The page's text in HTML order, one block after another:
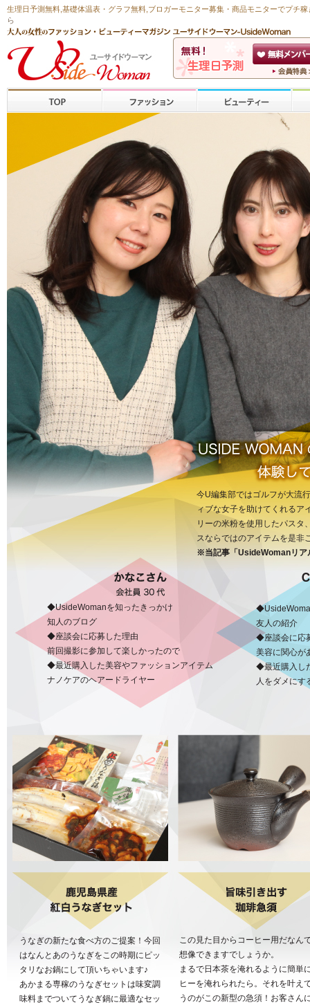
生理日予測無料 基礎体温表・グラフ無料 ,ブロガーモニター募集・商品モニターでプチ稼
ら
今U編集部ではゴルフが大流
ィブな女子を助けてくれる
リーの米粉を使用したパスタ
スならではのアイテムを是非
※当記事「UsideWomanリア
◆UsideWomanを知ったきっかけ
知人のブログ
◆座談会に応募した理由
前回撮影に参加して楽しかったので
◆最近購入した美容やファッションアイテム
ナノケアのヘアードライヤー
友人の紹介
◆座談会に応
美容に関心が
◆最近購入し
人をダメにす
うなぎの新たな食べ方のご提案！今回
はなんとあのうなぎをこの時期にピッ
タリなお鍋にして頂いちゃいます♪
あかまる専稼のうなぎセットは味変調
味料までついてうなぎ鍋に最適なセッ
この見た目からコーヒー用だなん
想像できますでしょうか。
まるで日本茶を淹れるように簡単
ヒーを淹れられたら。それを叶え
うのがこの新型の急須！お客さん